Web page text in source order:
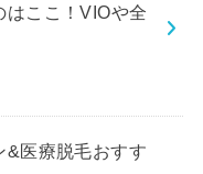
はここ！VIOや全
&医療脱毛おすす